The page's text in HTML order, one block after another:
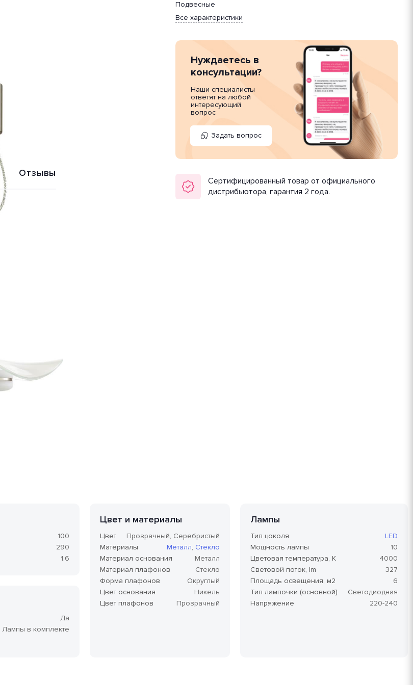
Отзывы
Дизайн-стиль современный. Отлично
серебристый. Используемые
хватит для освещения 6 м2.
Вид ламп: светодиодная. Мощность
Люмен.
2,5 года.
для сборки товара. Лампочки
или маркетплейсом добавляются
- усиление картоном,
Подвесные
Все характеристики
Нуждаетесь в
консультации?
Наши специалисты
ответят на любой
интересующий
вопрос
Задать вопрос
Сертифицированный товар от официального
дистрибьютора, гарантия 2 года.
100
290
1.6
Да
Лампы в комплекте
Цвет и материалы
Цвет
Прозрачный, Серебристый
Материалы
Металл, Стекло
Материал основания
Металл
Материал плафонов
Стекло
Форма плафонов
Округлый
Цвет основания
Никель
Цвет плафонов
Прозрачный
Лампы
Тип цоколя
LED
Мощность лампы
10
Цветовая температура, K
4000
Световой поток, lm
327
Площадь освещения, м2
6
Тип лампочки (основной)
Светодиодная
Напряжение
220-240